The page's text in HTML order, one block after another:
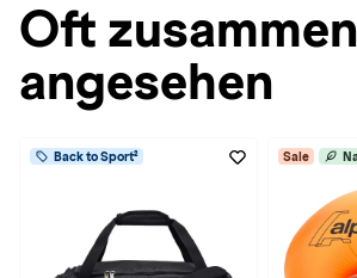
Oft zusammen
angesehen
Back to Sport² Sale